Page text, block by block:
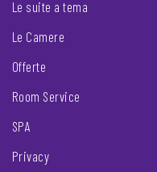
Le suite a tema
Le Camere
Offerte
Room Service
SPA
Privacy